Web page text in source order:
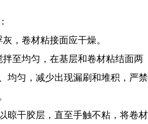
，卷材粘接面应干燥。
至均匀，在基层和卷材粘结面两
均匀，减少出现漏刷和堆积，严禁
晾干胶层，直至手触不粘，将卷材